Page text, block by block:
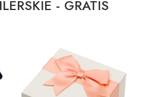
- GRATIS